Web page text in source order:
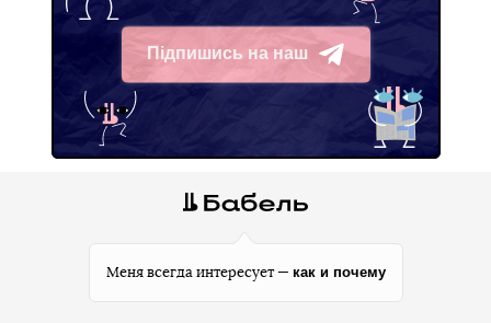
Підпишись на наш
Telegram
Меня всегда интересует — как и почему